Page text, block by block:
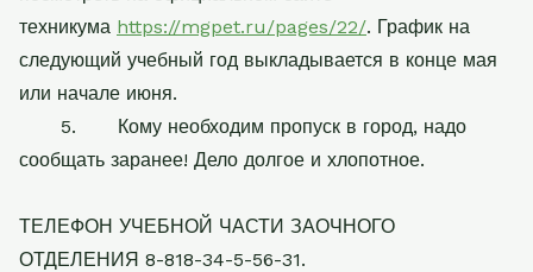
техникума https://mgpet.ru/pages/22/. График на
следующий учебный год выкладывается в конце мая
или начале июня.
5. Кому необходим пропуск в город, надо
сообщать заранее! Дело долгое и хлопотное.
ТЕЛЕФОН УЧЕБНОЙ ЧАСТИ ЗАОЧНОГО
ОТДЕЛЕНИЯ 8-818-34-5-56-31.